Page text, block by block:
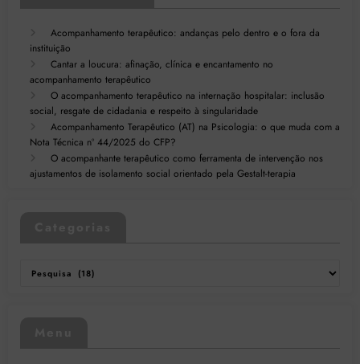
Acompanhamento terapêutico: andanças pelo dentro e o fora da
instituição
Cantar a loucura: afinação, clínica e encantamento no
acompanhamento terapêutico
O acompanhamento terapêutico na internação hospitalar: inclusão
social, resgate de cidadania e respeito à singularidade
Acompanhamento Terapêutico (AT) na Psicologia: o que muda com a
Nota Técnica nº 44/2025 do CFP?
O acompanhante terapêutico como ferramenta de intervenção nos
ajustamentos de isolamento social orientado pela Gestalt-terapia